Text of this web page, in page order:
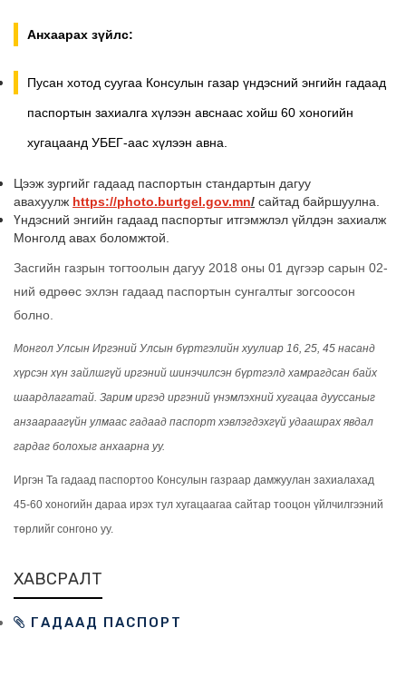
Анхаарах зүйлс:
Пусан хотод суугаа Консулын газар үндэсний энгийн гадаад
паспортын захиалга хүлээн авснаас хойш 60 хоногийн
хугацаанд УБЕГ-аас хүлээн авна.
Цээж зургийг гадаад паспортын стандартын дагуу
авахуулж https://photo.burtgel.gov.mn/ сайтад байршуулна.
Үндэсний энгийн гадаад паспортыг итгэмжлэл үйлдэн захиалж
Монголд авах боломжтой.
Засгийн газрын тогтоолын дагуу 2018 оны 01 дүгээр сарын 02-
ний өдрөөс эхлэн гадаад паспортын сунгалтыг зогсоосон
болно.
Монгол Улсын Иргэний Улсын бүртгэлийн хуулиар 16, 25, 45 насанд
хүрсэн хүн зайлшгүй иргэний шинэчилсэн бүртгэлд хамрагдсан байх
шаардлагатай. Зарим иргэд иргэний үнэмлэхний хугацаа дууссаныг
анзаараагүйн улмаас гадаад паспорт хэвлэгдэхгүй удаашрах явдал
гардаг болохыг анхаарна уу.
Иргэн Та гадаад паспортоо Консулын газраар дамжуулан захиалахад
45-60 хоногийн дараа ирэх тул хугацаагаа сайтар тооцон үйлчилгээний
төрлийг сонгоно уу.
ХАВСРАЛТ
ГАДААД ПАСПОРТ